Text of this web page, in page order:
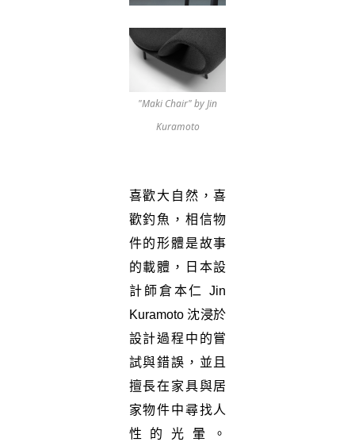
"Maki Chair" by Jin
Kuramoto
喜歡大自然，喜
歡釣魚，相信物
件的形體是故事
的載體，日本設
計師倉本仁 Jin
Kuramoto 沈浸於
設計過程中的嘗
試與錯誤，並且
擅長在家具與居
家物件中尋找人
性的光暈。